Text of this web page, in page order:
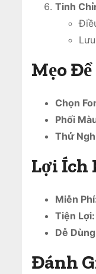
Tinh
Mẹo
Chọn
Phối
Thử
Lợi Ích
Miễn
Tiện Lợi:
Dễ
Đánh